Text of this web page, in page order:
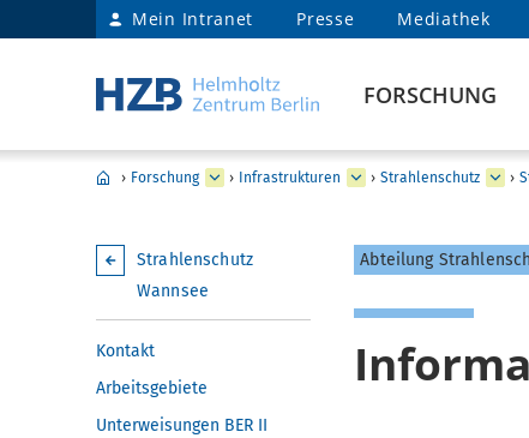
Mein Intranet Presse Mediathek
FORSCHUNG
› Forschung › Infrastrukturen › Strahlenschutz ›
Strahlenschutz
Wannsee
Kontakt
Arbeitsgebiete
Unterweisungen BER II
Abteilung